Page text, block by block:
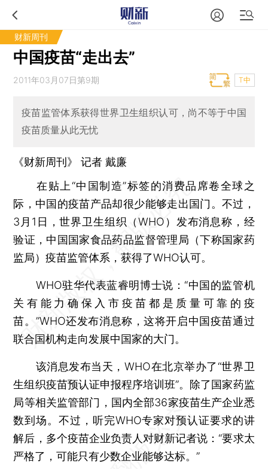
财新周刊
中国疫苗“走出去”
2011年03月07日第9期 T中
疫苗监管体系获得世界卫生组织认可，尚不等于中国
疫苗质量从此无忧
《财新周刊》 记者 戴廉
在贴上“中国制造”标签的消费品席卷全球之
际，中国的疫苗产品却很少能够走出国门。不过，
3月1日，世界卫生组织（WHO）发布消息称，经
验证，中国国家食品药品监督管理局（下称国家药
监局）疫苗监管体系，获得了WHO认可。
WHO驻华代表蓝睿明博士说：“中国的监管机
关有能力确保入市疫苗都是质量可靠的疫
苗。”WHO还发布消息称，这将开启中国疫苗通过
联合国机构走向发展中国家的大门。
该消息发布当天，WHO在北京举办了“世界卫
生组织疫苗预认证申报程序培训班”。除了国家药监
局等相关监管部门，国内全部36家疫苗生产企业悉
数到场。不过，听完WHO专家对预认证要求的讲
解后，多个疫苗企业负责人对财新记者说：“要求太
严格了，可能只有少数企业能够达标。”